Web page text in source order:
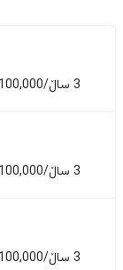
3 ساڵ/100,000 کم
3 ساڵ/100,000 کم
3 ساڵ/100,000 کم